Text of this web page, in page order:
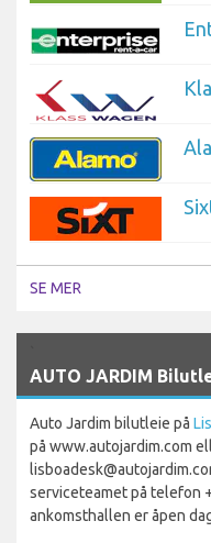
SE MER
AUTO JARDIM
Auto Jardim bilutleie på
på www.autojardim.com
serviceteamet på telefon
ankomsthallen er åpen